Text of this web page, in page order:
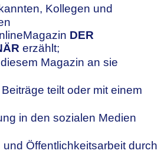
Kollegen und
DER
erzählt;
Magazin an sie
teilt oder mit einem
in den sozialen Medien
und Öffentlichkeitsarbeit durch